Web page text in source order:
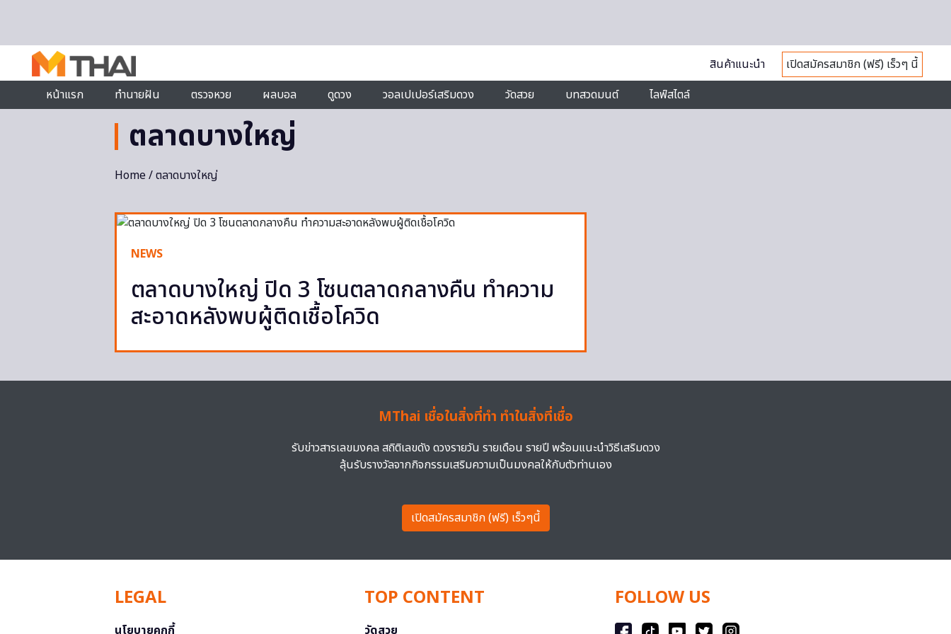
สินค้าแนะนำ
เปิดสมัครสมาชิก (ฟรี) เร็วๆ นี้
หน้าแรก
ทำนายฝัน ตรวจหวย ผลบอล ดูดวง วอลเปเปอร์เสริมดวง วัดสวย บทสวดมนต์ ไลฟ์สไตล์
ตลาดบางใหญ่
Home/ ตลาดบางใหญ่
NEWS
ตลาดบางใหญ่ ปิด 3 โซนตลาดกลางคืน ทำความ
สะอาดหลังพบผู้ติดเชื้อโควิด
MThai เชื่อในสิ่งที่ทำ ทำในสิ่งที่เชื่อ
รับข่าวสารเลขมงคล สถิติเลขดัง ดวงรายวัน รายเดือน รายปี พร้อมแนะนำวิธีเสริมดวง
ลุ้นรับรางวัลจากกิจกรรมเสริมความเป็นมงคลให้กับตัวท่านเอง
เปิดสมัครสมาชิก (ฟรี) เร็วๆนี้
LEGAL
นโยบายคุกกี้
TOP CONTENT
วัดสวย
FOLLOW US